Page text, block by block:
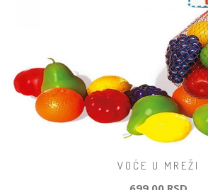
VOĆE U MREŽI